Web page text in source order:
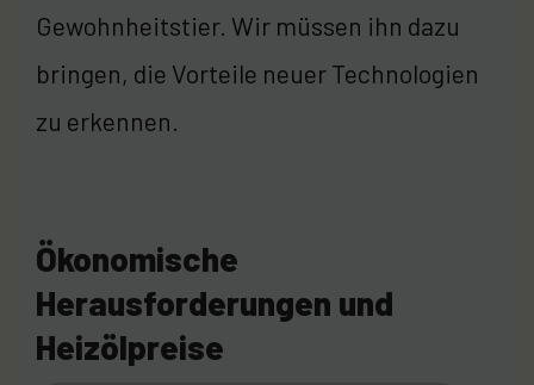
Gewohnheitstier. Wir müssen ihn dazu
bringen, die Vorteile neuer Technologien
zu erkennen.
Ökonomische
Herausforderungen und
Heizölpreise